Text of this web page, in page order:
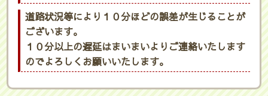
道路状況等により１０分ほどの誤差が生じることが
ございます。
１０分以上の遅延はまいまいよりご連絡いたします
のでよろしくお願いいたします。